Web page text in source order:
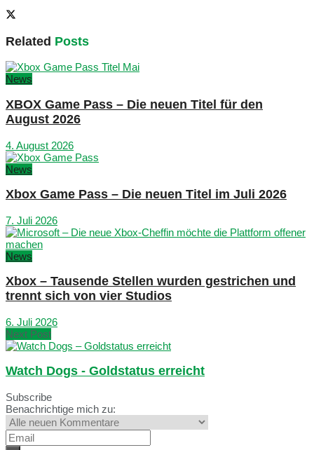
Related Posts
News
XBOX Game Pass – Die neuen Titel für den
August 2026
4. August 2026
News
Xbox Game Pass – Die neuen Titel im Juli 2026
7. Juli 2026
News
Xbox – Tausende Stellen wurden gestrichen und
trennt sich von vier Studios
6. Juli 2026
Next Post
Watch Dogs - Goldstatus erreicht
Subscribe
Benachrichtige mich zu: